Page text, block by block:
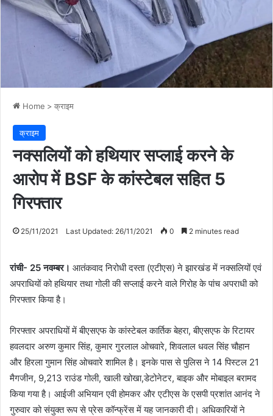
Home > क्राइम
क्राइम
नक्सलियों को हथियार सप्लाई करने के
आरोप में BSF के कांस्टेबल सहित 5
गिरफ्तार
25/11/2021 Last Updated: 26/11/2021 0 2 minutes read
रांची- 25 नवम्बर। आतंकवाद निरोधी दस्ता (एटीएस) ने झारखंड में नक्सलियों एवं
अपराधियों को हथियार तथा गोली की सप्लाई करने वाले गिरोह के पांच अपराधी को
गिरफ्तार किया है।
गिरफ्तार अपराधियों में बीएसएफ के कांस्टेबल कार्तिक बेहरा, बीएसएफ के रिटायर
हवलदार अरुण कुमार सिंह, कुमार गुरलाल ओचवारे, शिवलाल धवल सिंह चौहान
और हिरला गुमान सिंह ओचवारे शामिल है। इनके पास से पुलिस ने 14 पिस्टल 21
मैगजीन, 9,213 राउंड गोली, खाली खोखा,डेटोनेटर, बाइक और मोबाइल बरामद
किया गया है। आईजी अभियान एवी होमकर और एटीएस के एसपी प्रशांत आनंद ने
गुरुवार को संयुक्त रूप से प्रेस कॉन्फ्रेंस में यह जानकारी दी। अधिकारियों ने